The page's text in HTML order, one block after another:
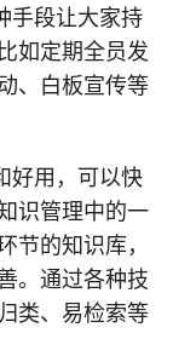
手段让大家持
如定期全员发
、白板宣传等
好用，可以快
识管理中的一
节的知识库，
。通过各种技
类、易检索等